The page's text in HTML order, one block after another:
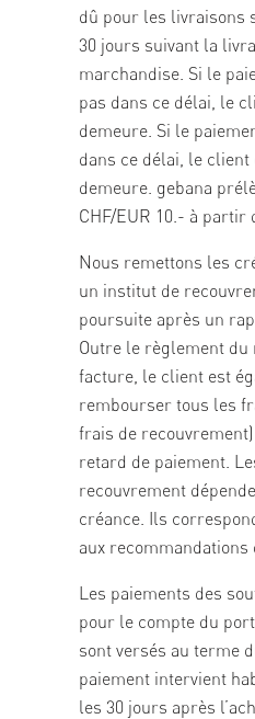
dû pour les livraisons
30 jours suivant la
marchandise. Si le
pas dans ce délai, le
demeure. Si le
dans ce délai, le client
demeure. gebana
CHF/EUR 10.- à partir
Nous remettons les
un institut de
poursuite après un
Outre le règlement du
facture, le client est
rembourser tous les
frais de
retard de paiement.
recouvrement
créance. Ils
aux recommandations
Les paiements des
pour le compte du
sont versés au terme
paiement intervient
les 30 jours après